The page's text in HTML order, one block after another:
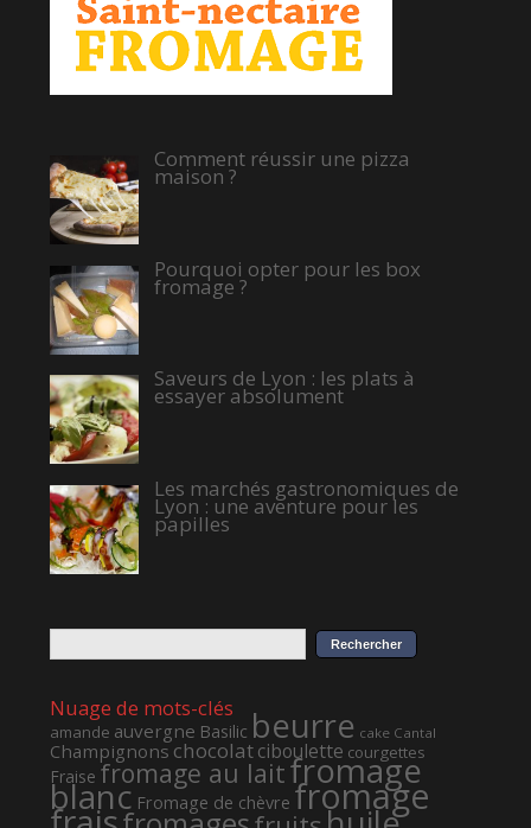
Comment réussir une pizza
maison ?
Pourquoi opter pour les box
fromage ?
Saveurs de Lyon : les plats à
essayer absolument
Les marchés gastronomiques de
Lyon : une aventure pour les
papilles
Nuage de mots-clés
amande auvergne Basilic beurre cake Cantal
Champignons chocolatciboulette courgettes
Fraise fromage au laitfromage
blanc Fromage de chèvre fromage